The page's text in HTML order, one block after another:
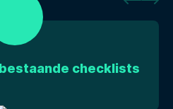
checklists